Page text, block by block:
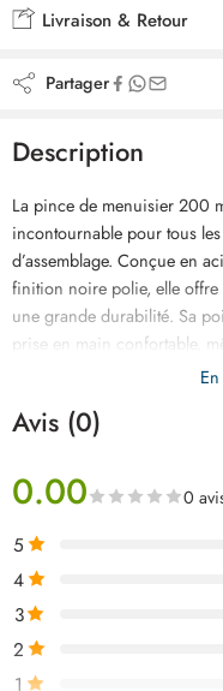
Livraison & Retour
Partager
Description
La pince de menuisier 200
incontournable pour tous
d’assemblage. Conçue en
finition noire polie, elle offre
une grande durabilité. Sa
prise en main confortable,
conçu pour les artisans,
Avis (0)
0.00 0
5
4
3
2
1